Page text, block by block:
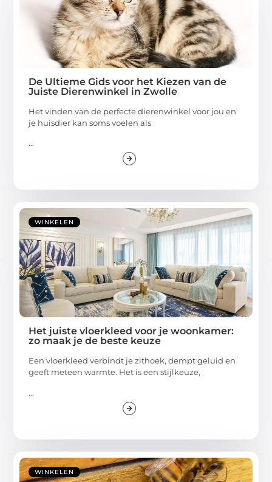
De Ultieme Gids voor het Kiezen van de
Juiste Dierenwinkel in Zwolle
Het vinden van de perfecte dierenwinkel voor jou en
je huisdier kan soms voelen als
...
WINKELEN
Het juiste vloerkleed voor je woonkamer:
zo maak je de beste keuze
Een vloerkleed verbindt je zithoek, dempt geluid en
geeft meteen warmte. Het is een stijlkeuze,
...
WINKELEN